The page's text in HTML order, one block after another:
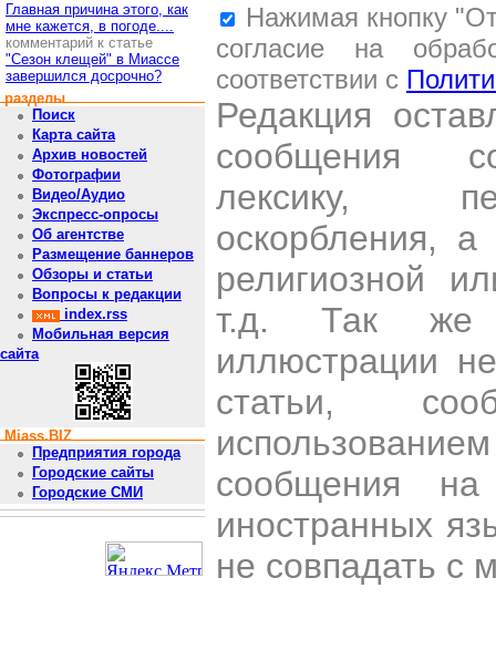
Главная причина этого, как
мне кажется, в погоде....
комментарий к статье
"Сезон клещей" в Миассе
завершился досрочно?
разделы
Поиск
Карта сайта
Архив новостей
Фотографии
Видео/Аудио
Экспресс-опросы
Об агентстве
Размещение баннеров
Обзоры и статьи
Вопросы к редакции
index.rss
Мобильная версия
сайта
Miass.BIZ
Предприятия города
Городские сайты
Городские СМИ
Нажимая кнопку
согласие на
соответствии с
Редакция
сообщения
лексику,
оскорбления,
религиозной
т.д. Так же
иллюстрации
статьи,
сообщения
иностранных
не совпадать с